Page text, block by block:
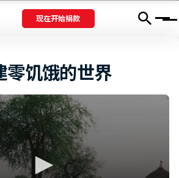
现在开始捐款 Menu
零饥饿的世界